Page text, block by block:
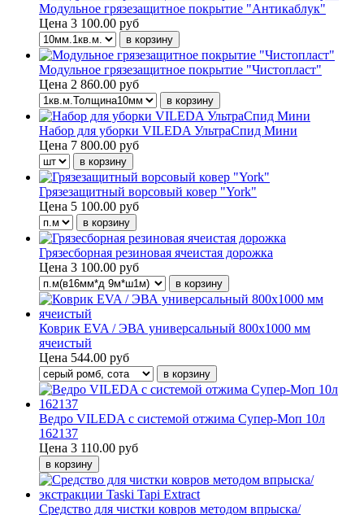
Модульное грязезащитное покрытие "Антикаблук"
Цена 3 100.00 руб
Модульное грязезащитное покрытие "Чистопласт"
Цена 2 860.00 руб
Набор для уборки VILEDA УльтраСпид Мини
Цена 7 800.00 руб
Грязезащитный ворсовый ковер "York"
Цена 5 100.00 руб
Грязесборная резиновая ячеистая дорожка
Цена 3 100.00 руб
Коврик EVA / ЭВА универсальный 800х1000 мм
ячеистый
Цена 544.00 руб
Ведро VILEDA с системой отжима Супер-Моп 10л
162137
Цена 3 110.00 руб
Средство для чистки ковров методом впрыска/